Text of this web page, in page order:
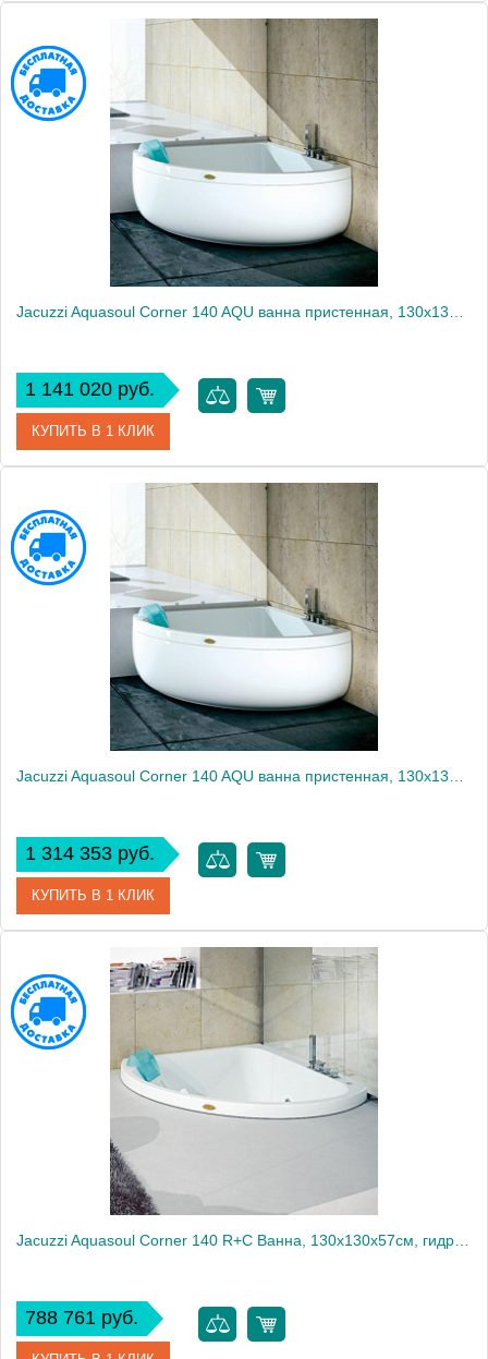
Артикул AQU-1006-1944 Sx
Производитель
1 141 020 руб.
КУПИТЬ В 1 КЛИК
Артикул AQU-4006-0441
Производитель
1 314 353 руб.
КУПИТЬ В 1 КЛИК
Артикул AQU-4006-0741
Производитель
788 761 руб.